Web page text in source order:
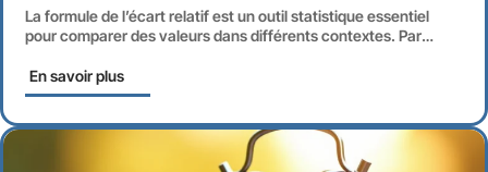
La formule de l’écart relatif est un outil statistique essentiel
pour comparer des valeurs dans différents contextes. Par…
En savoir plus